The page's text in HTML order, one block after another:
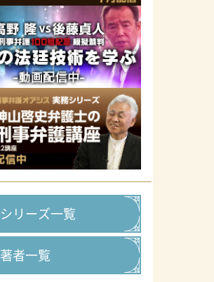
シリーズ一覧
著者一覧